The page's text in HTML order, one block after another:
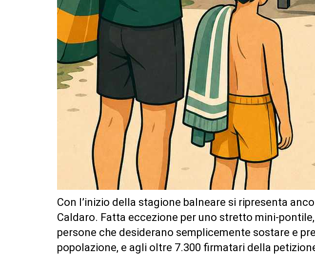
Con l’inizio della stagione balneare si ripresenta
Caldaro. Fatta eccezione per uno stretto mini-
persone che desiderano semplicemente sostare e
popolazione, e agli oltre 7.300 firmatari della